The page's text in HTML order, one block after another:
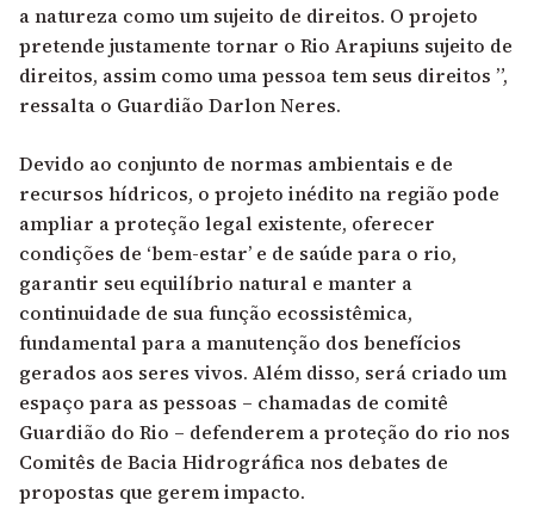
a natureza como um sujeito de direitos. O projeto
pretende justamente tornar o Rio Arapiuns sujeito de
direitos, assim como uma pessoa tem seus direitos ”,
ressalta o Guardião Darlon Neres.
Devido ao conjunto de normas ambientais e de
recursos hídricos, o projeto inédito na região pode
ampliar a proteção legal existente, oferecer
condições de ‘bem-estar’ e de saúde para o rio,
garantir seu equilíbrio natural e manter a
continuidade de sua função ecossistêmica,
fundamental para a manutenção dos benefícios
gerados aos seres vivos. Além disso, será criado um
espaço para as pessoas – chamadas de comitê
Guardião do Rio – defenderem a proteção do rio nos
Comitês de Bacia Hidrográfica nos debates de
propostas que gerem impacto.